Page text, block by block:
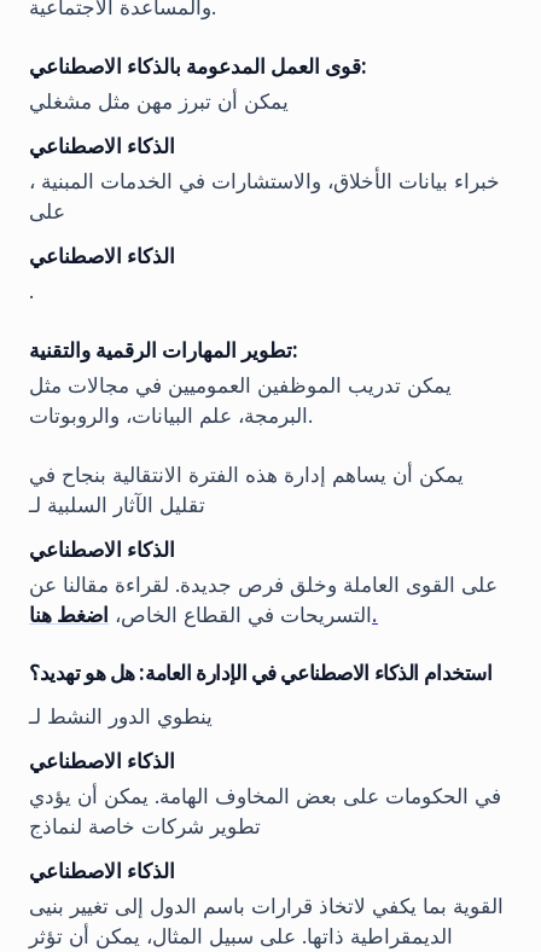
والمساعدة الاجتماعية.
قوى العمل المدعومة بالذكاء الاصطناعي:
يمكن أن تبرز مهن مثل مشغلي
الذكاء الاصطناعي
، خبراء بيانات الأخلاق، والاستشارات في الخدمات المبنية
على
الذكاء الاصطناعي
.
تطوير المهارات الرقمية والتقنية:
يمكن تدريب الموظفين العموميين في مجالات مثل
البرمجة، علم البيانات، والروبوتات.
يمكن أن يساهم إدارة هذه الفترة الانتقالية بنجاح في
تقليل الآثار السلبية لـ
الذكاء الاصطناعي
على القوى العاملة وخلق فرص جديدة. لقراءة مقالنا عن
التسريحات في القطاع الخاص، اضغط هنا .
استخدام الذكاء الاصطناعي في الإدارة العامة: هل هو تهديد؟
ينطوي الدور النشط لـ
الذكاء الاصطناعي
في الحكومات على بعض المخاوف الهامة. يمكن أن يؤدي
تطوير شركات خاصة لنماذج
الذكاء الاصطناعي
القوية بما يكفي لاتخاذ قرارات باسم الدول إلى تغيير بنيى
الديمقراطية ذاتها. على سبيل المثال، يمكن أن تؤثر